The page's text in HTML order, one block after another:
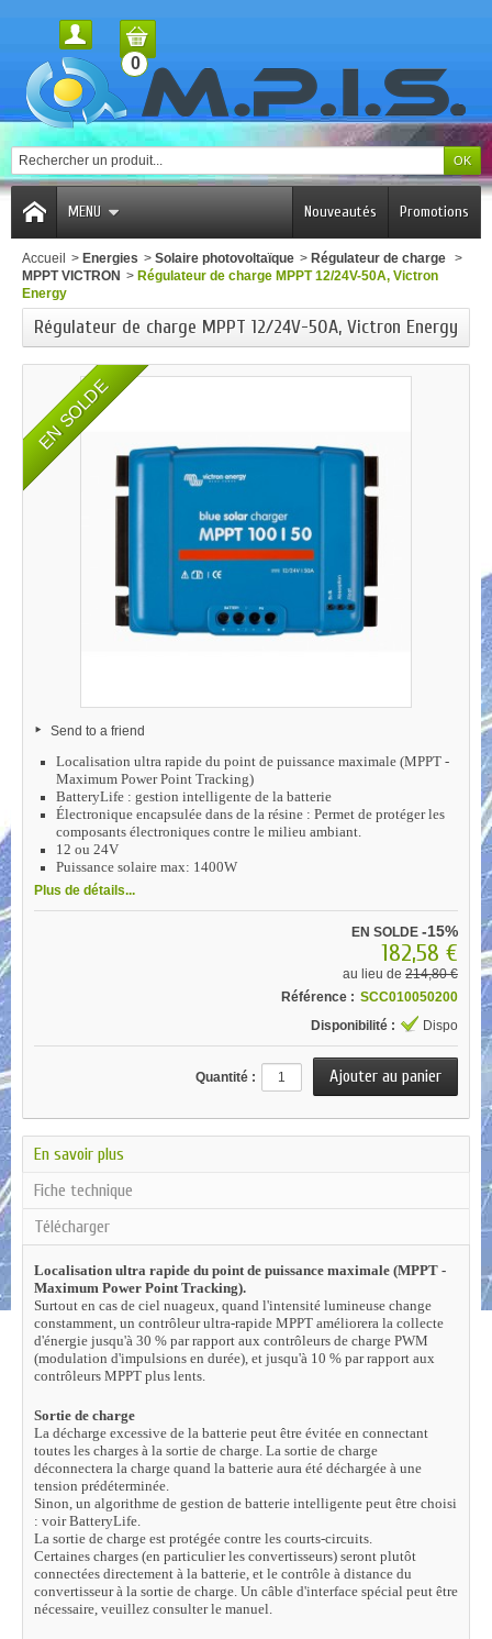
0
MENU Promotions
Nouveautés
Accueil > Energies > Solaire photovoltaïque > Régulateur de charge >
MPPT VICTRON > Régulateur de charge MPPT 12/24V-50A, Victron
Energy
Régulateur de charge MPPT 12/24V-50A, Victron Energy
EN SOLDE
Send to a friend
Localisation ultra rapide du point de puissance maximale (MPPT -
Maximum Power Point Tracking)
BatteryLife : gestion intelligente de la batterie
Électronique encapsulée dans de la résine : Permet de protéger les
composants électroniques contre le milieu ambiant.
12 ou 24V
Puissance solaire max: 1400W
Plus de détails...
EN SOLDE -15%
182,58 €
au lieu de 214,80 €
Référence : SCC010050200
Disponibilité :
Dispo
Quantité :
En savoir plus
Fiche technique
Télécharger
Localisation ultra rapide du point de puissance maximale (MPPT -
Maximum Power Point Tracking).
Surtout en cas de ciel nuageux, quand l'intensité lumineuse change
constamment, un contrôleur ultra-rapide MPPT améliorera la collecte
d'énergie jusqu'à 30 % par rapport aux contrôleurs de charge PWM
(modulation d'impulsions en durée), et jusqu'à 10 % par rapport aux
contrôleurs MPPT plus lents.
Sortie de charge
La décharge excessive de la batterie peut être évitée en connectant
toutes les charges à la sortie de charge. La sortie de charge
déconnectera la charge quand la batterie aura été déchargée à une
tension prédéterminée.
Sinon, un algorithme de gestion de batterie intelligente peut être choisi
: voir BatteryLife.
La sortie de charge est protégée contre les courts-circuits.
Certaines charges (en particulier les convertisseurs) seront plutôt
connectées directement à la batterie, et le contrôle à distance du
convertisseur à la sortie de charge. Un câble d'interface spécial peut être
nécessaire, veuillez consulter le manuel.